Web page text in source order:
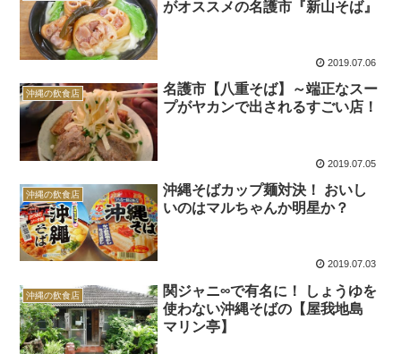
がオススメの名護市『新山そば』
2019.07.06
沖縄の飲食店
名護市【八重そば】～端正なスー
プがヤカンで出されるすごい店！
2019.07.05
沖縄の飲食店
沖縄そばカップ麺対決！ おいし
いのはマルちゃんか明星か？
2019.07.03
沖縄の飲食店
関ジャニ∞で有名に！ しょうゆを
使わない沖縄そばの【屋我地島
マリン亭】